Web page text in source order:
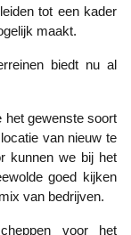
tot een kader
maakt.
van nieuw te
kunnen we bij het
goed kijken
van bedrijven.